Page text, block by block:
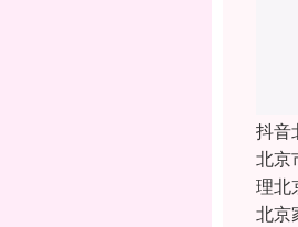
抖音
北京
理北
北京